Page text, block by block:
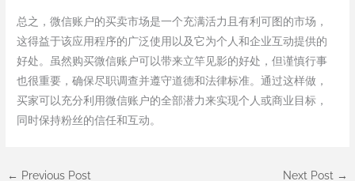
总之，微信账户的买卖市场是一个充满活力且有利可图的市场，
这得益于该应用程序的广泛使用以及它为个人和企业互动提供的
好处。虽然购买微信账户可以带来立竿见影的好处，但谨慎行事
也很重要，确保尽职调查并遵守道德和法律标准。通过这样做，
买家可以充分利用微信账户的全部潜力来实现个人或商业目标，
同时保持粉丝的信任和互动。
← Previous Post Next Post →